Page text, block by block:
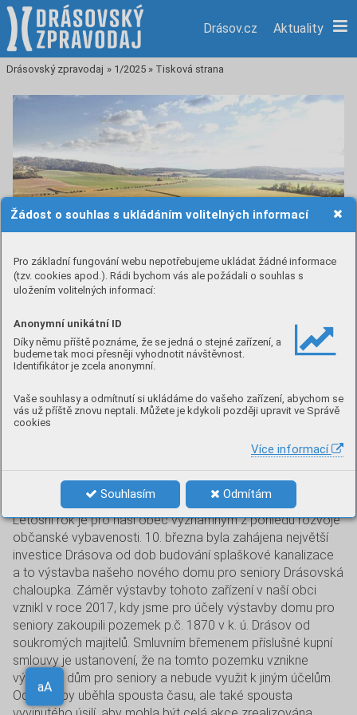
Žádost o souhlas s ukládáním volitelných informací
Pro základní fungování webu nepotřebujeme ukládat žádné informace
(tzv. cookies apod.). Rádi bychom vás ale požádali o souhlas s
uložením volitelných informací:
Anonymní unikátní ID
Díky němu příště poznáme, že se jedná o stejné zařízení, a
budeme tak moci přesněji vyhodnotit návštěvnost.
Identifikátor je zcela anonymní.
Vaše souhlasy a odmítnutí si ukládáme do vašeho zařízení, abychom se
vás už příště znovu neptali. Můžete je kdykoli později upravit ve Správě
cookies
Více informací
Souhlasím Odmítám
Aa
Drásov.cz Aktuality
Drásovský zpravodaj » 1/2025 » Tisková strana
Výstavba domu pro seniory
byla zahájena
Letošní rok je pro naši obec významným z pohledu rozvoje
občanské vybavenosti. 10. března byla zahájena největší
investice Drásova od dob budování splaškové kanalizace
a to výstavba našeho nového domu pro seniory Drásovská
chaloupka. Záměr výstavby tohoto zařízení v naší obci
vznikl v roce 2017, kdy jsme pro účely výstavby domu pro
seniory zakoupili pozemek p.č. 1870 v k. ú. Drásov od
soukromých majitelů. Smluvním břemenem příslušné kupní
smlouvy je ustanovení, že na tomto pozemku vznikne
výhradně dům pro seniory a nebude využit k jiným účelům.
Od té doby uběhla spousta času, ale také spousta